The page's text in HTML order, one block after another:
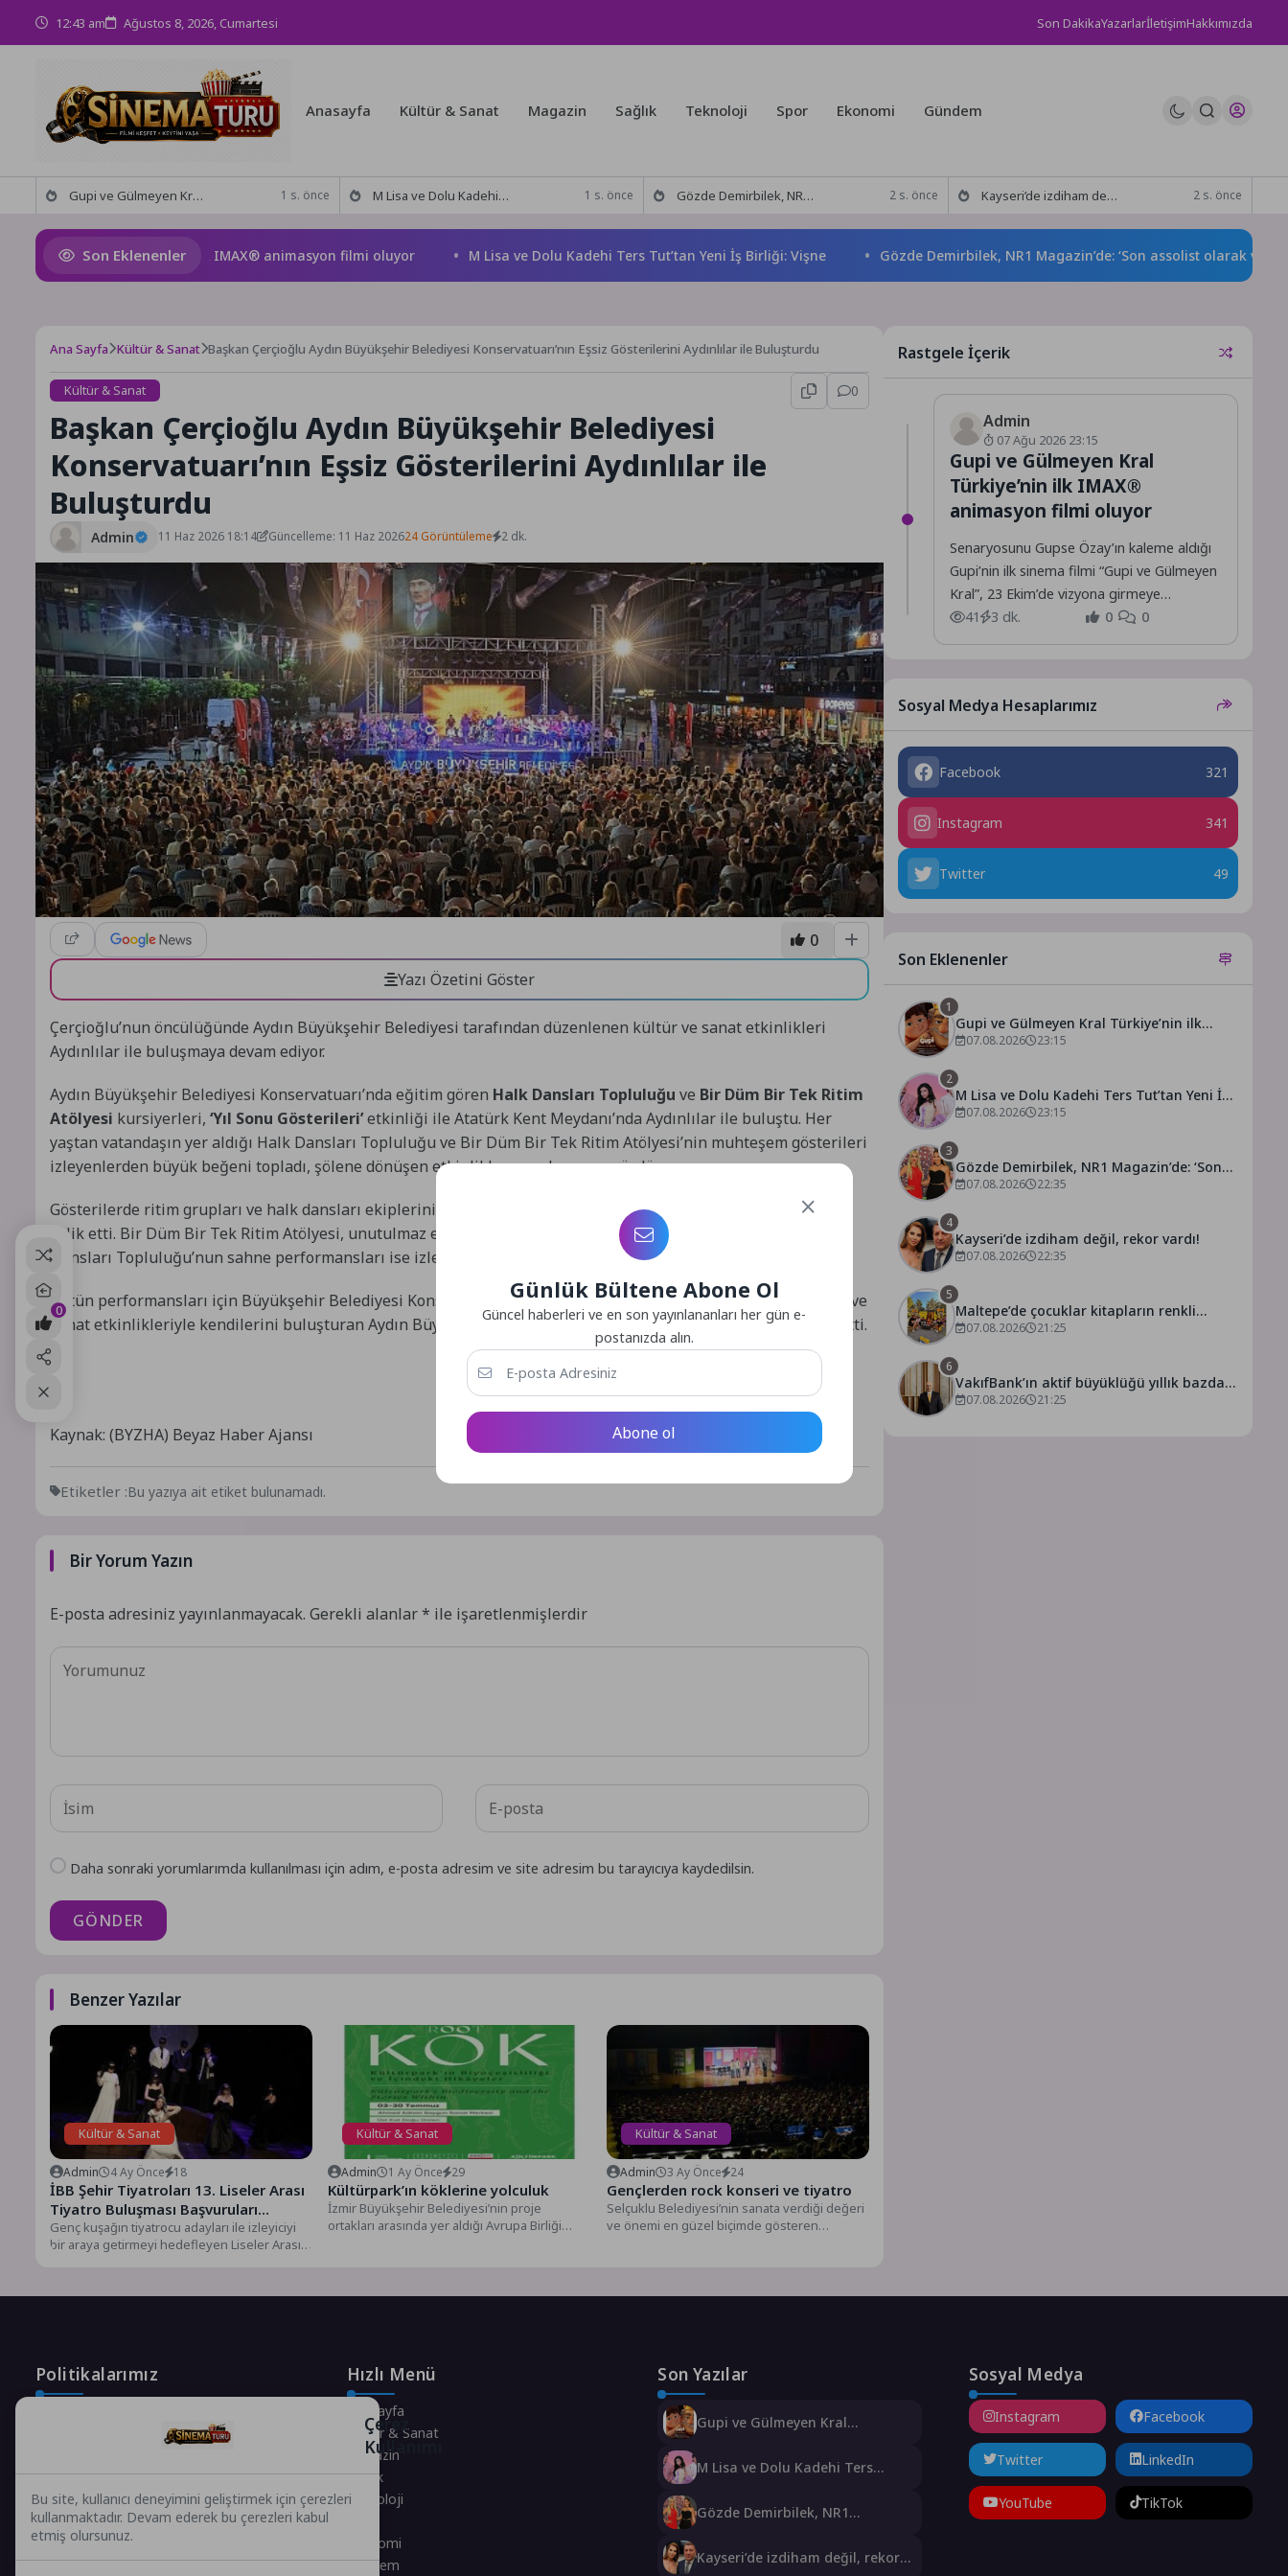
12:43 am Ağustos 8, 2026, Cumartesi Son DakikaYazarlarİletişimHakkımızda
Anasayfa Kültür & Sanat Magazin Sağlık Teknoloji Spor Ekonomi Gündem
Gupi ve Gülmeyen Kral Türkiye’nin ilk IMAX® animasyon filmi oluyor 1 s. önce M Lisa ve Dolu Kadehi Ters Tut’tan Yeni İş Birliği: Vişne 1 s. önce Gözde Demirbilek, NR1 Magazin’de: ‘Son assolist olarak var olacağım!’ 2 s. önce Kayseri’de izdiham değil, rekor vardı! 2 s. önce
Son Eklenenler
Kral Türkiye’nin ilk IMAX® animasyon filmi oluyor M Lisa ve Dolu Kadehi Ters Tut’tan Yeni İş Birliği: Vişne Gözde Demirbilek, NR1 Magazin’de: ‘Son assolist olarak var
Ana Sayfa Kültür & Sanat Başkan Çerçioğlu Aydın Büyükşehir Belediyesi Konservatuarı’nın Eşsiz Gösterilerini Aydınlılar ile Buluşturdu
Kültür & Sanat 0
Başkan Çerçioğlu Aydın Büyükşehir Belediyesi
Konservatuarı’nın Eşsiz Gösterilerini Aydınlılar ile
Buluşturdu
Admin 11 Haz 2026 18:14 Güncelleme: 11 Haz 202624 Görüntüleme 2 dk.
0
Yazı Özetini Göster
Çerçioğlu’nun öncülüğünde Aydın Büyükşehir Belediyesi tarafından düzenlenen kültür ve sanat etkinlikleri
Aydınlılar ile buluşmaya devam ediyor.
Aydın Büyükşehir Belediyesi Konservatuarı’nda eğitim gören Halk Dansları Topluluğu ve Bir Düm Bir Tek Ritim
Atölyesi kursiyerleri, ‘Yıl Sonu Gösterileri’etkinliği ile Atatürk Kent Meydanı’nda Aydınlılar ile buluştu. Her
yaştan vatandaşın yer aldığı Halk Dansları Topluluğu ve Bir Düm Bir Tek Ritim Atölyesi’nin muhteşem gösterileri
izleyenlerden büyük beğeni topladı, şölene dönüşen etkinlikler gece boyunca sürdü.
Gösterilerde ritim grupları ve halk dansları ekiplerinin etkileyici performanslarına vatandaşlarda alkışlar ile
eşlik etti. Bir Düm Bir Tek Ritim Atölyesi, unutulmaz eserleri muhteşem performansları ile sergiledi; Halk
Dansları Topluluğu’nun sahne performansları ise izleyenlere unutulmaz bir gece yaşattı.
Üstün performansları için Büyükşehir Belediyesi Konservatuvarı kursiyerlerini tebrik eden vatandaşlar, kültür ve
sanat etkinlikleriyle kendilerini buluşturan Aydın Büyükşehir Belediye Başkanı Özlem Çerçioğlu’na teşekkür etti.
Kaynak: (BYZHA) Beyaz Haber Ajansı
Etiketler :Bu yazıya ait etiket bulunamadı.
Bir Yorum Yazın
E-posta adresiniz yayınlanmayacak. Gerekli alanlar* ile işaretlenmişlerdir
Daha sonraki yorumlarımda kullanılması için adım, e-posta adresim ve site adresim bu tarayıcıya kaydedilsin.
GÖNDER
Benzer Yazılar
Kültür & Sanat
Admin 4 Ay Önce 18
İBB Şehir Tiyatroları 13. Liseler Arası
Tiyatro Buluşması Başvuruları
Başlıyor
Genç kuşağın tiyatrocu adayları ile izleyiciyi
bir araya getirmeyi hedefleyen Liseler Arası
Kültür & Sanat
Admin 1 Ay Önce 29
Kültürpark’ın köklerine yolculuk
İzmir Büyükşehir Belediyesi’nin proje
ortakları arasında yer aldığı Avrupa Birliği
Kültür & Sanat
Admin 3 Ay Önce 24
Gençlerden rock konseri ve tiyatro
Selçuklu Belediyesi’nin sanata verdiği değeri
ve önemi en güzel biçimde gösteren
Rastgele İçerik
Admin
07 Ağu 2026 23:15
Gupi ve Gülmeyen Kral
Türkiye’nin ilk IMAX®
animasyon filmi oluyor
Senaryosunu Gupse Özay’ın kaleme aldığı
Gupi’nin ilk sinema filmi “Gupi ve Gülmeyen
Kral”, 23 Ekim’de vizyona girmeye
hazırlanıyor.
41 3 dk. 0 0
Sosyal Medya Hesaplarımız
Facebook 321
Instagram 341
Twitter 49
Son Eklenenler
1
Gupi ve Gülmeyen Kral Türkiye’nin ilk
IMAX® animasyon filmi oluyor
07.08.2026 23:15
2
M Lisa ve Dolu Kadehi Ters Tut’tan Yeni İş
Birliği: Vişne
07.08.2026 23:15
3
Gözde Demirbilek, NR1 Magazin’de: ‘Son
assolist olarak var olacağım!’
07.08.2026 22:35
4
Kayseri’de izdiham değil, rekor vardı!
07.08.2026 22:35
5
Maltepe’de çocuklar kitapların renkli
dünyasında buluştu
07.08.2026 21:25
6
VakıfBank’ın aktif büyüklüğü yıllık bazda
yüzde 28 artışla 5,8 trilyon TL’yi aştı
07.08.2026 21:25
Politikalarımız
Telif Hakları Politikası
Hızlı Menü
Anasayfa
Kültür & Sanat
Magazin
Sağlık
Teknoloji
Ekonomi
Gündem
Son Yazılar
Gupi ve Gülmeyen Kral
filmi oluyor
M Lisa ve Dolu Kadehi Ters
Gözde Demirbilek, NR1
var olacağım!’
Kayseri’de izdiham değil, rekor
Sosyal Medya
Instagram Facebook
Twitter LinkedIn
YouTube TikTok
0
Günlük Bültene Abone Ol
Güncel haberleri ve en son yayınlananları her gün e-
postanızda alın.
Abone ol
Çerez
Kullanımı
Bu site, kullanıcı deneyimini geliştirmek için çerezleri
kullanmaktadır. Devam ederek bu çerezleri kabul
etmiş olursunuz.